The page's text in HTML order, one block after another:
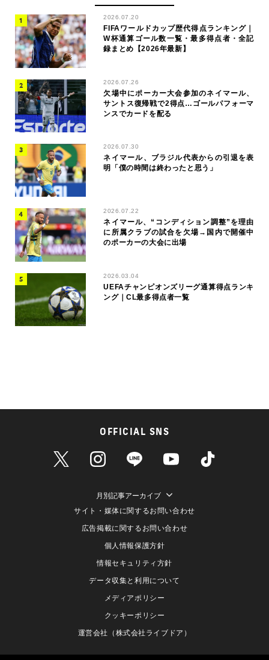
2026.07.20
FIFAワールドカップ歴代得点ランキング｜
W杯通算ゴール数一覧・最多得点者・全記
録まとめ【2026年最新】
2026.07.26
欠場中にポーカー大会参加のネイマール、
サントス復帰戦で2得点…ゴールパフォーマ
ンスでカードを配る
2026.07.30
ネイマール、ブラジル代表からの引退を表
明「僕の時間は終わったと思う」
2026.07.22
ネイマール、“コンディション調整”を理由
に所属クラブの試合を欠場→国内で開催中
のポーカーの大会に出場
2026.03.04
UEFAチャンピオンズリーグ通算得点ランキ
ング｜CL最多得点者一覧
OFFICIAL SNS
月別記事アーカイブ
サイト・媒体に関するお問い合わせ
広告掲載に関するお問い合わせ
個人情報保護方針
情報セキュリティ方針
データ収集と利用について
メディアポリシー
クッキーポリシー
運営会社（株式会社ライブドア）